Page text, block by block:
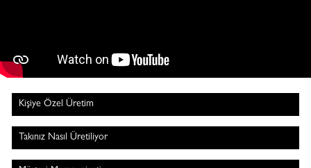
Kişiye Özel Üretim
Takınız Nasıl Üretiliyor